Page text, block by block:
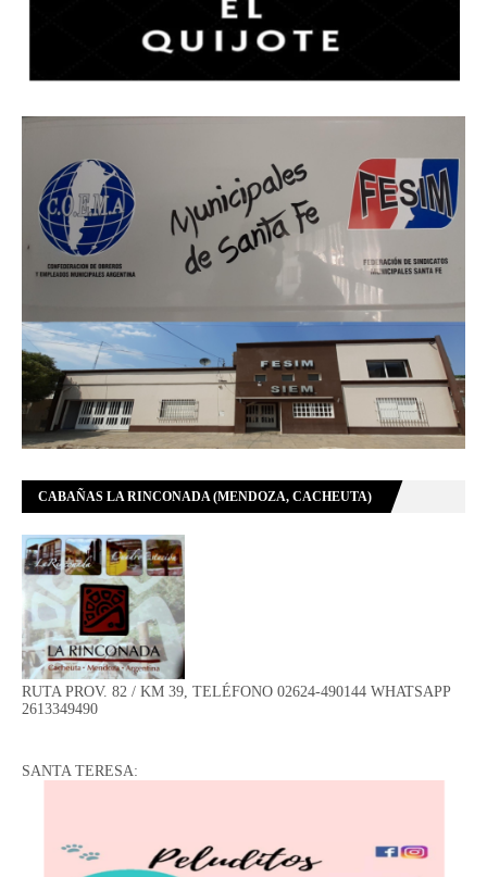
CABAÑAS LA RINCONADA (MENDOZA, CACHEUTA)
RUTA PROV. 82 / KM 39, TELÉFONO 02624-490144 WHATSAPP
2613349490
SANTA TERESA: